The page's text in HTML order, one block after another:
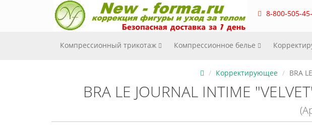
8-800-505-
Компрессионный трикотаж Компрессионное белье
Корректирующее BRA
BRA LE JOURNAL INTIME